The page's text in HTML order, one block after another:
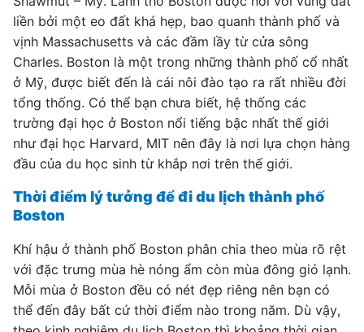
liền bởi một eo đất khá hẹp, bao quanh thành phố và
vịnh Massachusetts và các đầm lầy từ cửa sông
Charles. Boston là một trong những thành phố cổ nhất
ở Mỹ, được biết đến là cái nôi đào tạo ra rất nhiều đời
tổng thống. Có thể bạn chưa biết, hệ thống các
trường đại học ở Boston nổi tiếng bậc nhất thế giới
như đại học Harvard, MIT nên đây là nơi lựa chọn hàng
đầu của du học sinh từ khắp nơi trên thế giới.
Thời điểm lý tưởng để đi du lịch thành phố
Boston
Khí hậu ở thành phố Boston phân chia theo mùa rõ rệt
với đặc trưng mùa hè nóng ẩm còn mùa đông gió lạnh.
Mỗi mùa ở Boston đều có nét đẹp riêng nên bạn có
thể đến đây bất cứ thời điểm nào trong năm. Dù vậy,